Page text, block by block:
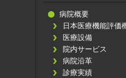
病院概要
日本医療機能評価
医療設備
院内サービス
病院沿革
診療実績